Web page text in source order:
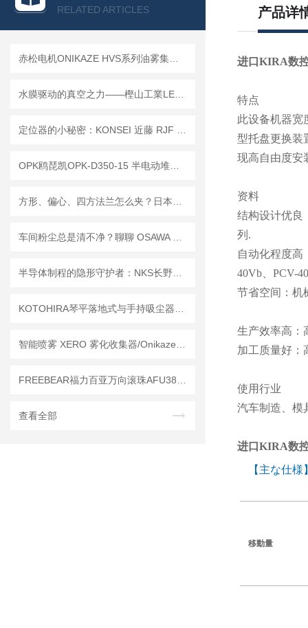
RELATED ARTICLES
查看全部
产品详
进口KIRA数
特点
此设备机器宽
型托盘更换装
现高自由度安
资料
结构设计优良
列.
自动化程度高
40Vb、PCV-
节省空间：机
生产效率高：
加工质量好：
使用行业
汽车制造、模
进口KIRA数
【主な仕様
移動量